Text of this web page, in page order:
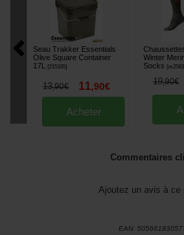
Seau Trakker Essentials
Olive Square Container
17L [215165]
13,90€ 11,90€
Acheter
Winter
Socks
[
19,90€
Commentaires
Ajoutez un avis à ce
EAN: